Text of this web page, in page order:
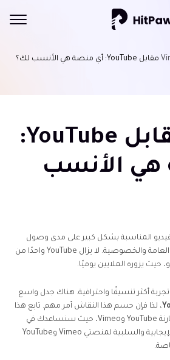
Vimeo مقابل YouTube:
هي الأنسب
المناسبة بشكل كبير على مدى وصول
المحتوى وتجربة المستخدم العامة والخصوصية. لا يزال YouTube واحدًا من
حيث يزوره الملايين يوميًا.
من ناحية أخرى، يوفر Vimeo تجربة أكثر تنسيقًا واحترافية. هناك جدل واسع
، لذا فإن حسم هذا النقاش أمر مهم. تابع هذا
الدليل لمعرفة المزيد عن مقارنة YouTube وVimeo، حيث سنساعدك في
التعرف على جميع الجوانب الإيجابية والسلبية لمنصتي Vimeo وYouTube